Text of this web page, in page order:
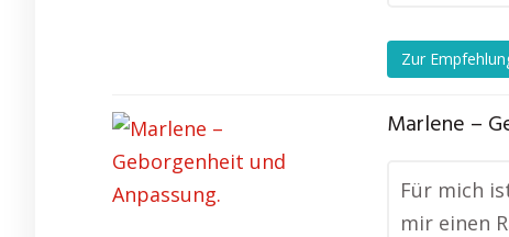
Zur
Marlene –
Für mich
mir einen